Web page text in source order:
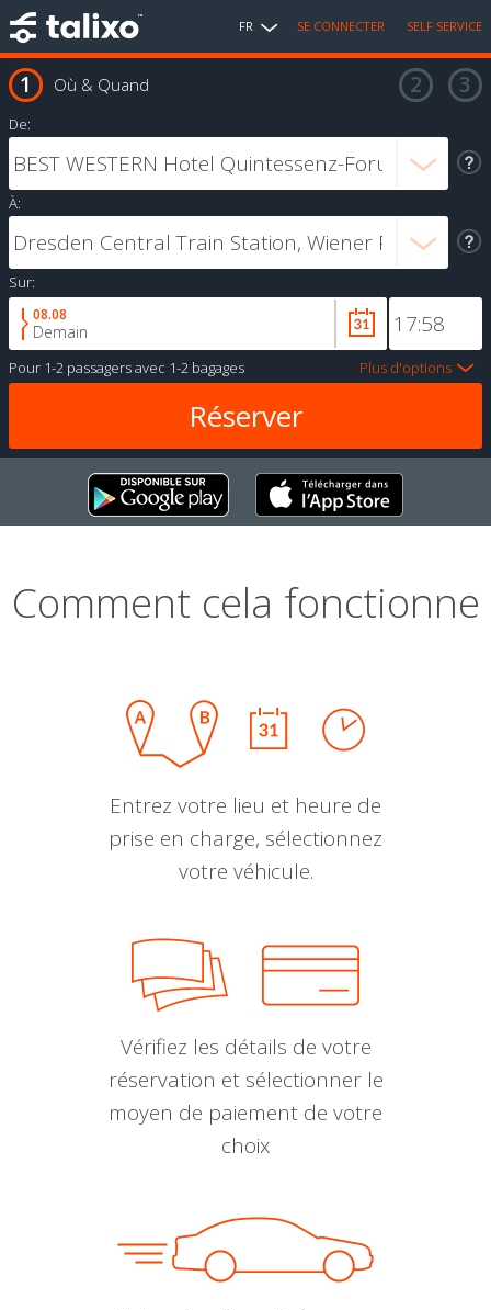
FR SE CONNECTER SELF SERVICE
Où & Quand
De:
À:
Sur:
08.08
Demain
Pour 1-2 passagersavec 1-2 bagages Plus d'options
Comment cela fonctionne
Entrez votre lieu et heure de
prise en charge, sélectionnez
votre véhicule.
Vérifiez les détails de votre
réservation et sélectionner le
moyen de paiement de votre
choix